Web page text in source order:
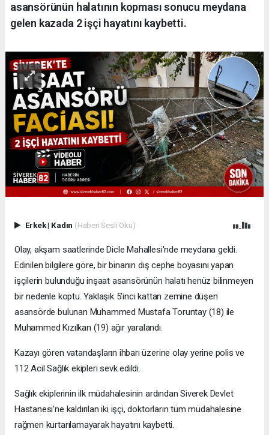
asansörünün halatının kopması sonucu meydana
gelen kazada 2 işçi hayatını kaybetti.
Erkek| Kadın (Haberi Sesli Oku)
Olay, akşam saatlerinde Dicle Mahallesi'nde meydana geldi.
Edinilen bilgilere göre, bir binanın dış cephe boyasını yapan
işçilerin bulunduğu inşaat asansörünün halatı henüz bilinmeyen
bir nedenle koptu. Yaklaşık 5'inci kattan zemine düşen
asansörde bulunan Muhammed Mustafa Toruntay (18) ile
Muhammed Kızılkan (19) ağır yaralandı.
Kazayı gören vatandaşların ihbarı üzerine olay yerine polis ve
112 Acil Sağlık ekipleri sevk edildi.
Sağlık ekiplerinin ilk müdahalesinin ardından Siverek Devlet
Hastanesi'ne kaldırılan iki işçi, doktorların tüm müdahalesine
rağmen kurtarılamayarak hayatını kaybetti.